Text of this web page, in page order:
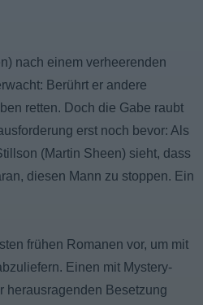
nach einem verheerenden
Berührt er andere
retten. Doch die Gabe raubt
erst noch bevor: Als
(Martin Sheen) sieht, dass
diesen Mann zu stoppen. Ein
frühen Romanen vor, um mit
Einen mit Mystery-
herausragenden Besetzung